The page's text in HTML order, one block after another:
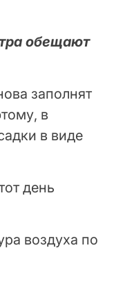
обещают
заполнят
в
в виде
день
воздуха по